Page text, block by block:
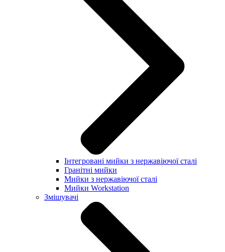
Інтегровані мийки з нержавіючої сталі
Гранітні мийки
Мийки з нержавіючої сталі
Мийки Workstation
Змішувачі